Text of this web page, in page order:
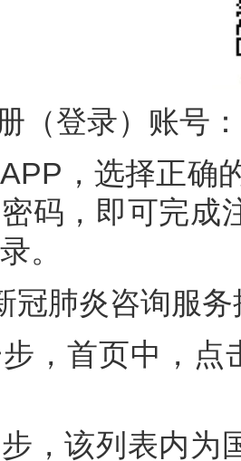
登录）账号：
，选择正确的
码，即可完成
。
肺炎咨询服务
首页中，点击
该列表内为国